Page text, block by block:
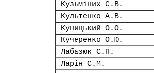
Кузьміних С.В.
Культенко А.В.
Куницький О.О.
Кучеренко О.Ю.
Лабазюк С.П.
Ларін С.М.